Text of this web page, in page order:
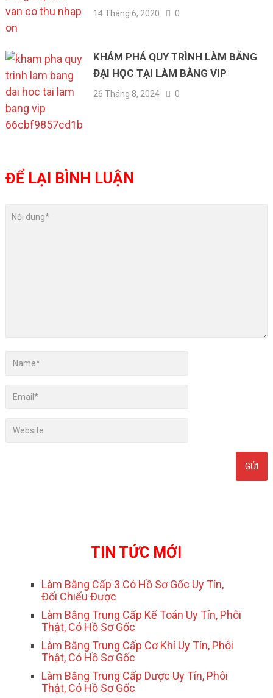
14 Tháng 6, 2020 0
KHÁM PHÁ QUY TRÌNH LÀM BẰNG
ĐẠI HỌC TẠI LÀM BẰNG VIP
26 Tháng 8, 2024 0
ĐỂ LẠI BÌNH LUẬN
TIN TỨC MỚI
Làm Bằng Cấp 3 Có Hồ Sơ Gốc Uy Tín,
Đối Chiếu Được
Làm Bằng Trung Cấp Kế Toán Uy Tín, Phôi
Thật, Có Hồ Sơ Gốc
Làm Bằng Trung Cấp Cơ Khí Uy Tín, Phôi
Thật, Có Hồ Sơ Gốc
Làm Bằng Trung Cấp Dược Uy Tín, Phôi
Thật, Có Hồ Sơ Gốc